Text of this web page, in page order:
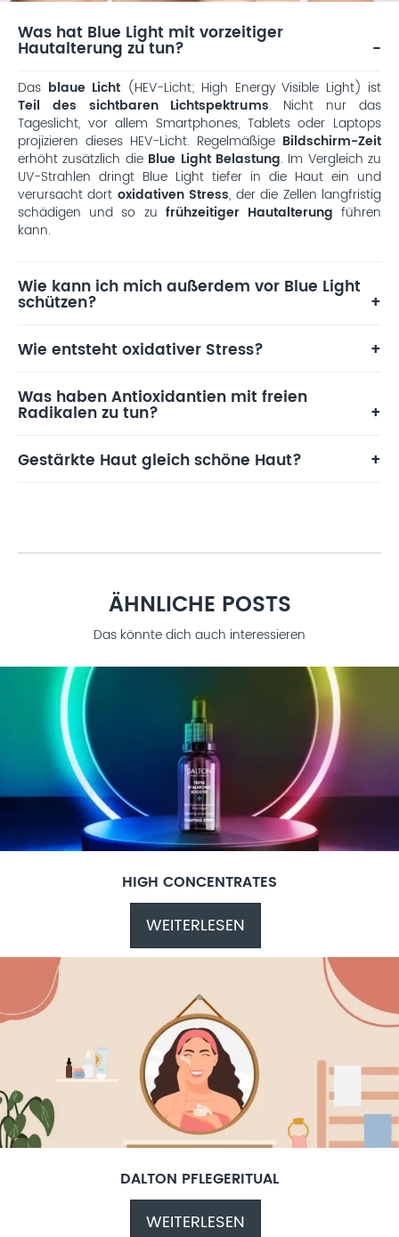
Was hat Blue Light mit vorzeitiger
Hautalterung zu tun?
Das blaue Licht (HEV-Licht; High Energy Visible Light) ist
Teil des sichtbaren Lichtspektrums. Nicht nur das
Tageslicht, vor allem Smartphones, Tablets oder Laptops
projizieren dieses HEV-Licht. Regelmäßige Bildschirm-Zeit
erhöht zusätzlich die Blue Light Belastung. Im Vergleich zu
UV-Strahlen dringt Blue Light tiefer in die Haut ein und
verursacht dort oxidativen Stress, der die Zellen langfristig
schädigen und so zu frühzeitiger Hautalterung führen
kann.
Wie kann ich mich außerdem vor Blue Light
schützen?
Wie entsteht oxidativer Stress?
Was haben Antioxidantien mit freien
Radikalen zu tun?
Gestärkte Haut gleich schöne Haut?
ÄHNLICHE POSTS
Das könnte dich auch interessieren
HIGH CONCENTRATES
WEITERLESEN
DALTON PFLEGERITUAL
WEITERLESEN